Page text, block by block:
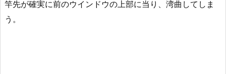
竿先が確実に前のウインドウの上部に当り、湾曲 してしま
う。